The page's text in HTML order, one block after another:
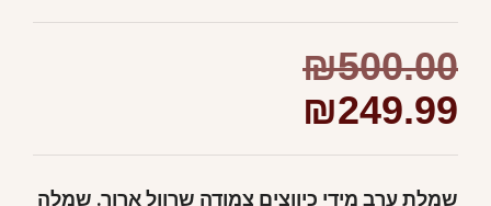
₪500.00
₪249.99
שמלת ערב מידי כיווצים צמודה שרוול ארוך. שמלה